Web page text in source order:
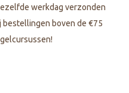
werkdag verzonden
bestellingen boven de €75